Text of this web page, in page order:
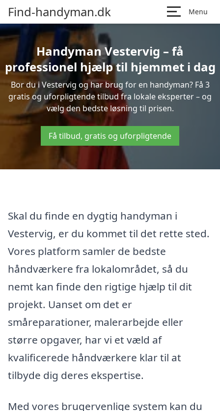
Find-handyman.dk Menu
Handyman Vestervig – få
professionel hjælp til hjemmet i dag
Bor du i Vestervig og har brug for en handyman? Få 3
gratis og uforpligtende tilbud fra lokale eksperter – og
vælg den bedste løsning til prisen.
Få tilbud, gratis og uforpligtende
Skal du finde en dygtig handyman i
Vestervig, er du kommet til det rette sted.
Vores platform samler de bedste
håndværkere fra lokalområdet, så du
nemt kan finde den rigtige hjælp til dit
projekt. Uanset om det er
småreparationer, malerarbejde eller
større opgaver, har vi et væld af
kvalificerede håndværkere klar til at
tilbyde dig deres ekspertise.
Med vores brugervenlige system kan du